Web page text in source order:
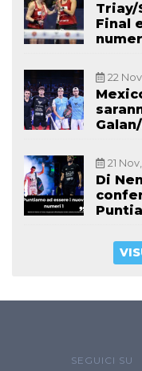
Triay/
Final
22
21
Di
SEGUICI SU